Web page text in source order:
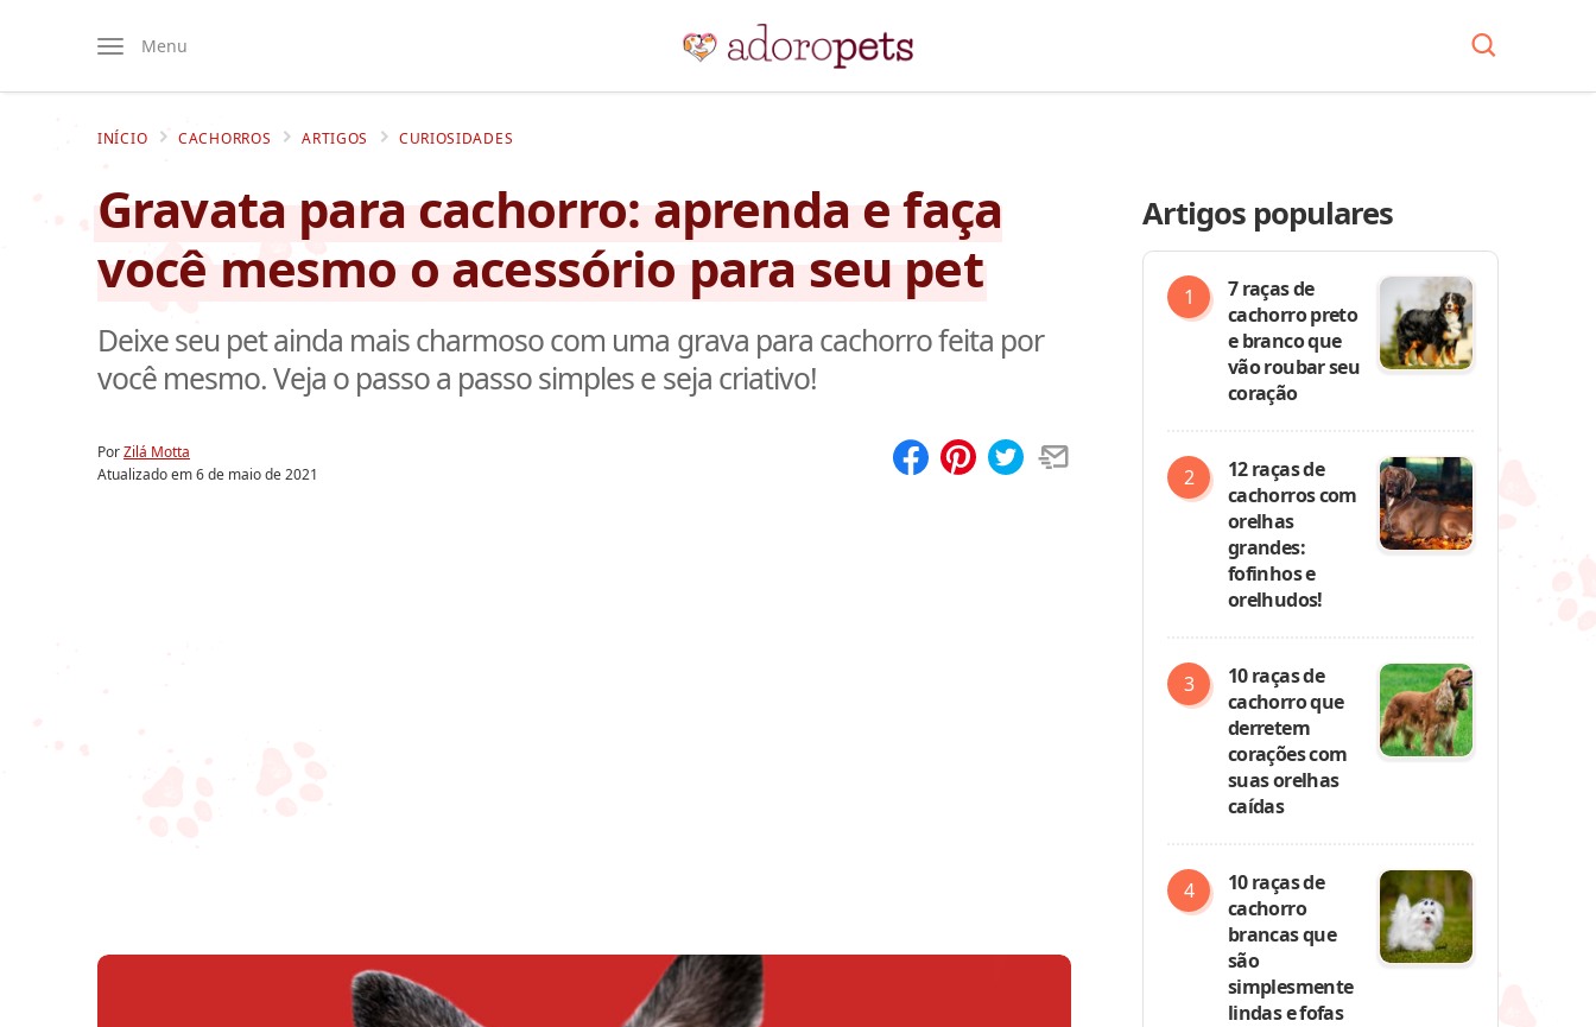
Menu
INÍCIO CACHORROS ARTIGOS CURIOSIDADES
Gravata para cachorro: aprenda e faça
você mesmo o acessório para seu pet
Deixe seu pet ainda mais charmoso com uma grava para cachorro feita por
você mesmo. Veja o passo a passo simples e seja criativo!
PorZilá Motta
Atualizado em6 de maio de 2021
Artigos populares
7 raças de
cachorro preto
e branco que
vão roubar seu
coração
12 raças de
cachorros com
orelhas
grandes:
fofinhos e
orelhudos!
10 raças de
cachorro que
derretem
corações com
suas orelhas
caídas
10 raças de
cachorro
brancas que
são
simplesmente
lindas e fofas